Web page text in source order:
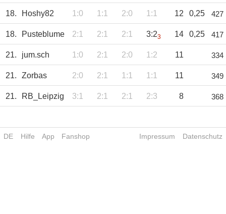
18. Hoshy82 1:0 1:1 2:0 1:1 12 0,25 427
18. Pusteblume 2:1 2:1 2:1 3:23 14 0,25 417
21. jum.sch 1:0 2:1 2:0 1:2 11 334
21. Zorbas 2:0 2:1 1:1 1:1 11 349
21. RB_Leipzig 3:1 2:1 2:1 2:3 8 368
DE Hilfe App Fanshop Impressum Datenschutz